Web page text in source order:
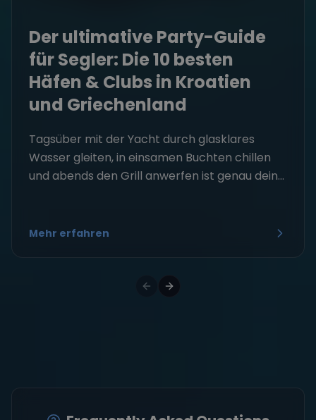
Der ultimative Party-Guide
für Segler: Die 10 besten
Häfen & Clubs in Kroatien
und Griechenland
Tagsüber mit der Yacht durch glasklares
Wasser gleiten, in einsamen Buchten chillen
und abends den Grill anwerfen ist genau dein...
Mehr erfahren